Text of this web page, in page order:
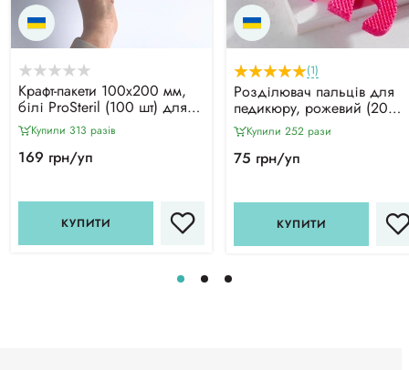
Крафт-пакети 100х200 мм,
білі ProSteril (100 шт) для
повітряної та парової
стерилізації, з індикатором
4 класу
Купили 313 разiв
169 грн/уп
КУПИТИ
(1)
Розділювач пальців для
педикюру, рожевий (20
пар/уп)
Купили 252 рази
75 грн/уп
КУПИТИ